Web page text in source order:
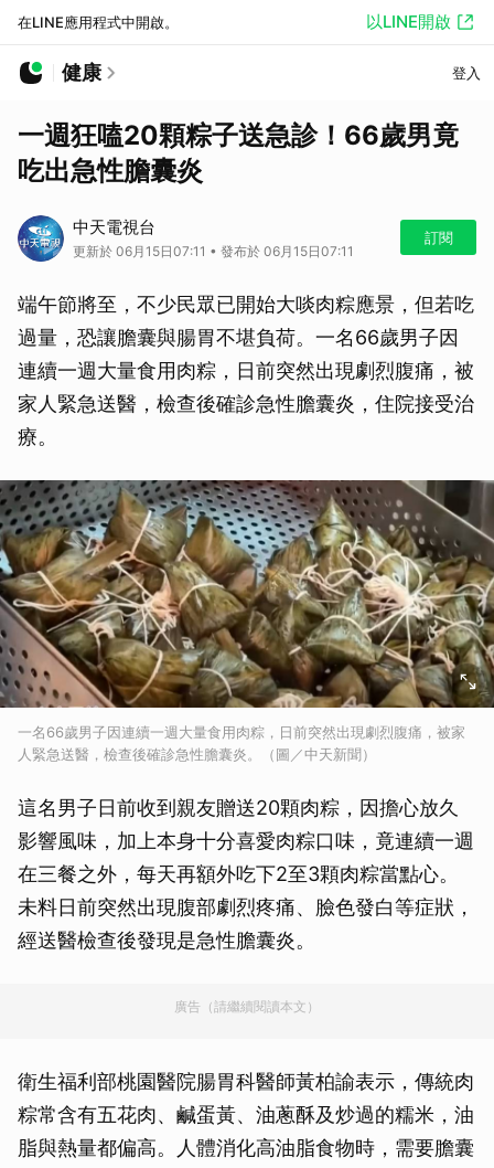
在LINE應用程式中開啟。 以LINE開啟
健康 登入
一週狂嗑20顆粽子送急診！66歲男竟
吃出急性膽囊炎
中天電視台
更新於 06月15日07:11 • 發布於 06月15日07:11
訂閱
端午節將至，不少民眾已開始大啖肉粽應景，但若吃
過量，恐讓膽囊與腸胃不堪負荷。一名66歲男子因
連續一週大量食用肉粽，日前突然出現劇烈腹痛，被
家人緊急送醫，檢查後確診急性膽囊炎，住院接受治
療。
一名66歲男子因連續一週大量食用肉粽，日前突然出現劇烈腹痛，被家
人緊急送醫，檢查後確診急性膽囊炎。（圖／中天新聞）
這名男子日前收到親友贈送20顆肉粽，因擔心放久
影響風味，加上本身十分喜愛肉粽口味，竟連續一週
在三餐之外，每天再額外吃下2至3顆肉粽當點心。
未料日前突然出現腹部劇烈疼痛、臉色發白等症狀，
經送醫檢查後發現是急性膽囊炎。
廣告（請繼續閱讀本文）
衛生福利部桃園醫院腸胃科醫師黃柏諭表示，傳統肉
粽常含有五花肉、鹹蛋黃、油蔥酥及炒過的糯米，油
脂與熱量都偏高。人體消化高油脂食物時，需要膽囊